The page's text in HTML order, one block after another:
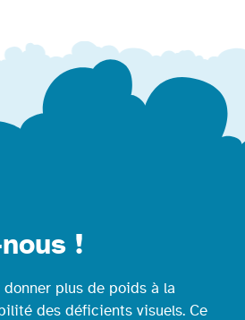
!
donner plus de poids à la
des déficients visuels. Ce